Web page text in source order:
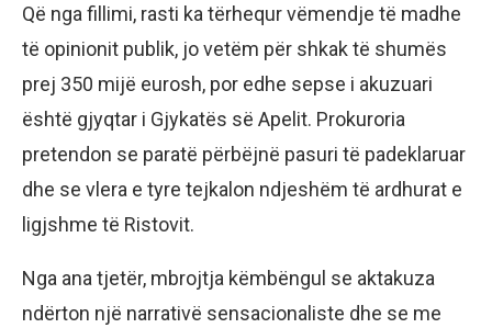
Që nga fillimi, rasti ka tërhequr vëmendje të madhe
të opinionit publik, jo vetëm për shkak të shumës
prej 350 mijë eurosh, por edhe sepse i akuzuari
është gjyqtar i Gjykatës së Apelit. Prokuroria
pretendon se paratë përbëjnë pasuri të padeklaruar
dhe se vlera e tyre tejkalon ndjeshëm të ardhurat e
ligjshme të Ristovit.
Nga ana tjetër, mbrojtja këmbëngul se aktakuza
ndërton një narrativë sensacionaliste dhe se me